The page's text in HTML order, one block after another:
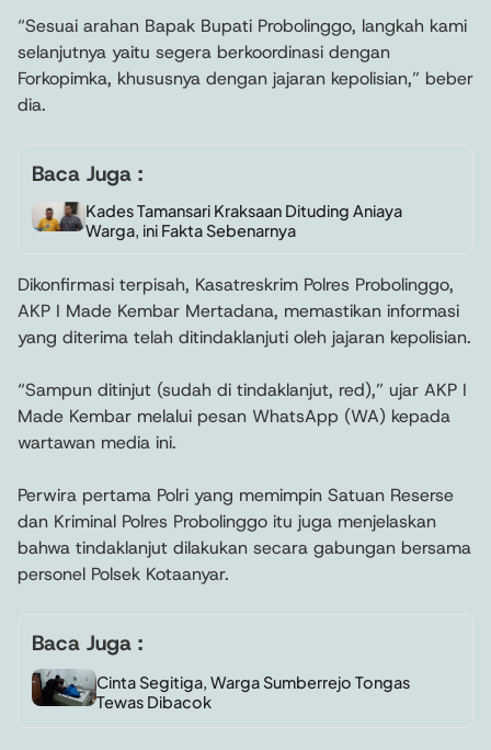
“Sesuai arahan Bapak Bupati Probolinggo, langkah kami
selanjutnya yaitu segera berkoordinasi dengan
Forkopimka, khususnya dengan jajaran kepolisian,” beber
dia.
Baca Juga :
Kades Tamansari Kraksaan Dituding Aniaya
Warga, ini Fakta Sebenarnya
Dikonfirmasi terpisah, Kasatreskrim Polres Probolinggo,
AKP I Made Kembar Mertadana, memastikan informasi
yang diterima telah ditindaklanjuti oleh jajaran kepolisian.
“Sampun ditinjut (sudah di tindaklanjut, red),” ujar AKP I
Made Kembar melalui pesan WhatsApp (WA) kepada
wartawan media ini.
Perwira pertama Polri yang memimpin Satuan Reserse
dan Kriminal Polres Probolinggo itu juga menjelaskan
bahwa tindaklanjut dilakukan secara gabungan bersama
personel Polsek Kotaanyar.
Baca Juga :
Cinta Segitiga, Warga Sumberrejo Tongas
Tewas Dibacok